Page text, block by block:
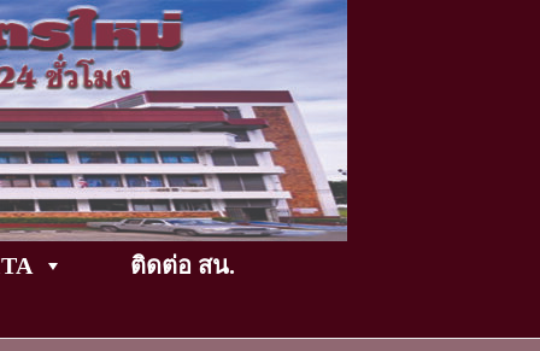
ติดต่อ สน.
TikTok